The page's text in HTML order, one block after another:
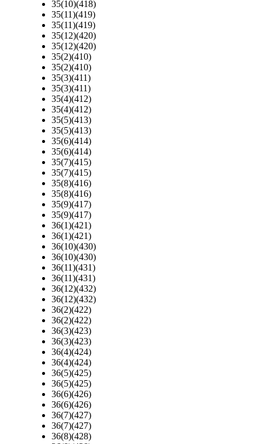
35(10)(418)
35(11)(419)
35(11)(419)
35(12)(420)
35(12)(420)
35(2)(410)
35(2)(410)
35(3)(411)
35(3)(411)
35(4)(412)
35(4)(412)
35(5)(413)
35(5)(413)
35(6)(414)
35(6)(414)
35(7)(415)
35(7)(415)
35(8)(416)
35(8)(416)
35(9)(417)
35(9)(417)
36(1)(421)
36(1)(421)
36(10)(430)
36(10)(430)
36(11)(431)
36(11)(431)
36(12)(432)
36(12)(432)
36(2)(422)
36(2)(422)
36(3)(423)
36(3)(423)
36(4)(424)
36(4)(424)
36(5)(425)
36(5)(425)
36(6)(426)
36(6)(426)
36(7)(427)
36(7)(427)
36(8)(428)